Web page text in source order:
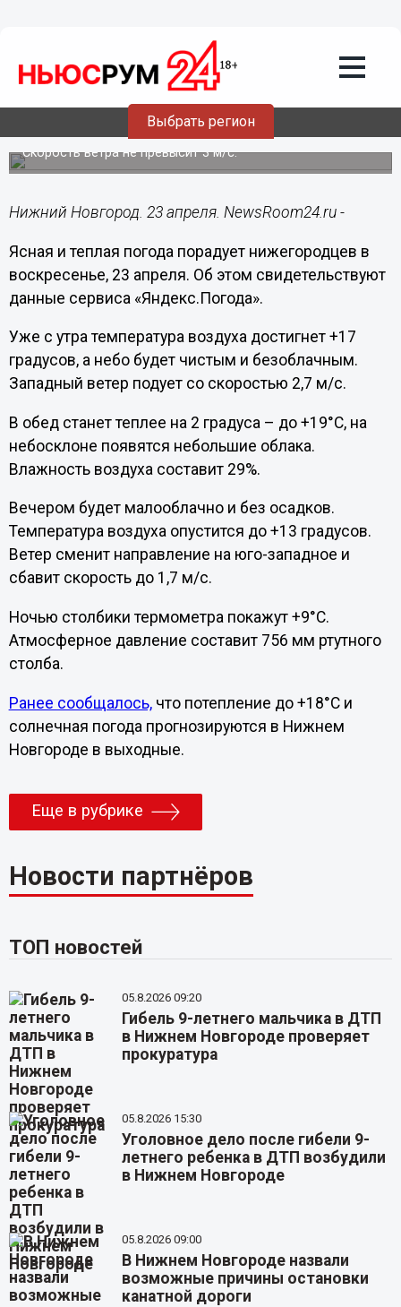
Выбрать регион
Солнечная погода и до +19°C
ожидаются в Нижнем Новгороде 23
Скорость ветра не превысит 3 м/с.
Нижний Новгород. 23 апреля. NewsRoom24.ru -
Ясная и теплая погода порадует нижегородцев в
воскресенье, 23 апреля. Об этом свидетельствуют
данные сервиса «Яндекс.Погода».
Уже с утра температура воздуха достигнет +17
градусов, а небо будет чистым и безоблачным.
Западный ветер подует со скоростью 2,7 м/с.
В обед станет теплее на 2 градуса – до +19°C, на
небосклоне появятся небольшие облака.
Влажность воздуха составит 29%.
Вечером будет малооблачно и без осадков.
Температура воздуха опустится до +13 градусов.
Ветер сменит направление на юго-западное и
сбавит скорость до 1,7 м/с.
Ночью столбики термометра покажут +9°C.
Атмосферное давление составит 756 мм ртутного
столба.
Ранее сообщалось,что потепление до +18°C и
солнечная погода прогнозируются в Нижнем
Новгороде в выходные.
Еще в рубрике
Новости партнёров
ТОП новостей
05.8.2026 09:20
Гибель 9-летнего мальчика в ДТП
в Нижнем Новгороде проверяет
прокуратура
05.8.2026 15:30
Уголовное дело после гибели 9-
летнего ребенка в ДТП возбудили
в Нижнем Новгороде
05.8.2026 09:00
В Нижнем Новгороде назвали
возможные причины остановки
канатной дороги